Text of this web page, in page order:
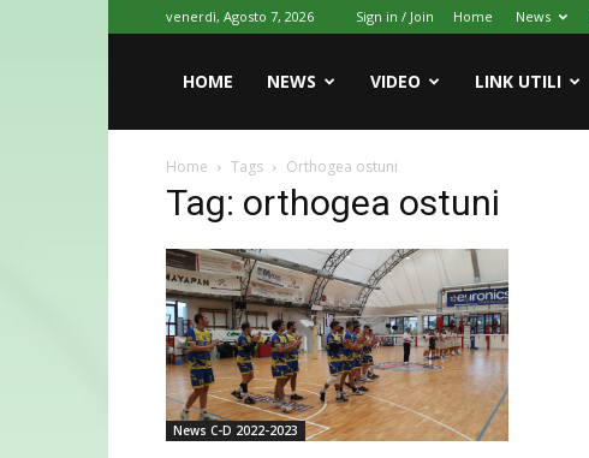
venerdì, Agosto 7, 2026 Sign in / Join Home News
HOME NEWS VIDEO LINK UTILI
Home Tags Orthogea ostuni
Tag: orthogea ostuni
News C-D 2022-2023